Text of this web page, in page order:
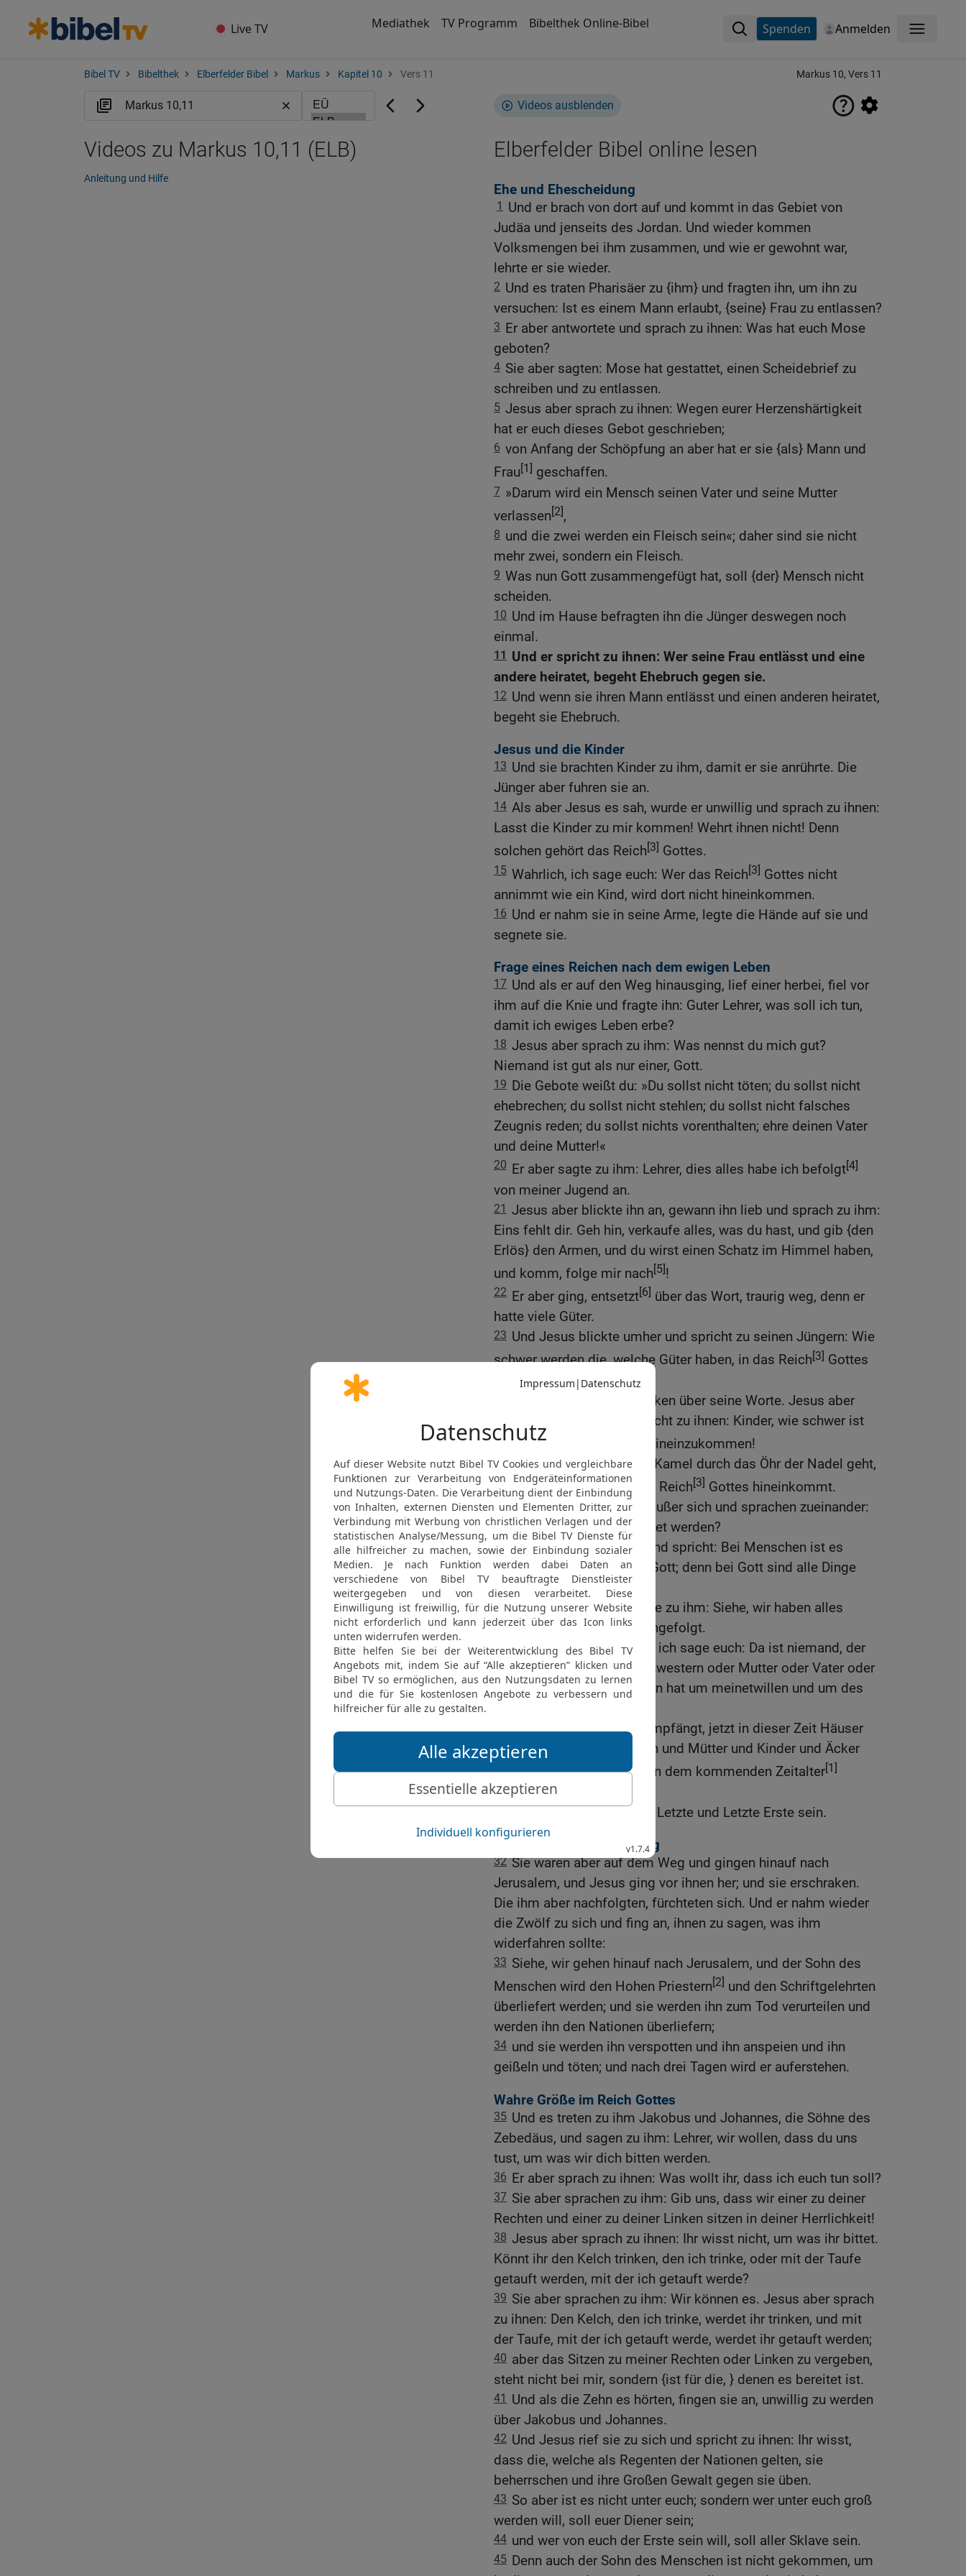
Live TV Mediathek TV Programm Bibelthek Online-Bibel Spenden Anmelden Menü
Bibel TV Bibelthek Elberfelder Bibel Markus Kapitel 10 Vers 11 Markus 10, Vers 11
Videos ausblenden
Elberfelder Bibel online lesen
Ehe und Ehescheidung
1
Und er brach von dort auf und kommt in das Gebiet von
Judäa und jenseits des Jordan. Und wieder kommen
Volksmengen bei ihm zusammen, und wie er gewohnt war,
lehrte er sie wieder.
2 Und es traten Pharisäer zu {ihm} und fragten ihn, um ihn zu
versuchen: Ist es einem Mann erlaubt, {seine} Frau zu entlassen?
3 Er aber antwortete und sprach zu ihnen: Was hat euch Mose
geboten?
4 Sie aber sagten: Mose hat gestattet, einen Scheidebrief zu
schreiben und zu entlassen.
5 Jesus aber sprach zu ihnen: Wegen eurer Herzenshärtigkeit
hat er euch dieses Gebot geschrieben;
6 von Anfang der Schöpfung an aber hat er sie {als} Mann und
Frau[1] geschaffen.
7 »Darum wird ein Mensch seinen Vater und seine Mutter
verlassen[2],
8 und die zwei werden ein Fleisch sein«; daher sind sie nicht
mehr zwei, sondern ein Fleisch.
9 Was nun Gott zusammengefügt hat, soll {der} Mensch nicht
scheiden.
10 Und im Hause befragten ihn die Jünger deswegen noch
einmal.
11 Und er spricht zu ihnen: Wer seine Frau entlässt und eine
andere heiratet, begeht Ehebruch gegen sie.
12 Und wenn sie ihren Mann entlässt und einen anderen heiratet,
begeht sie Ehebruch.
Jesus und die Kinder
13 Und sie brachten Kinder zu ihm, damit er sie anrührte. Die
Jünger aber fuhren sie an.
14 Als aber Jesus es sah, wurde er unwillig und sprach zu ihnen:
Lasst die Kinder zu mir kommen! Wehrt ihnen nicht! Denn
solchen gehört das Reich[3] Gottes.
15 Wahrlich, ich sage euch: Wer das Reich[3] Gottes nicht
annimmt wie ein Kind, wird dort nicht hineinkommen.
16 Und er nahm sie in seine Arme, legte die Hände auf sie und
segnete sie.
Frage eines Reichen nach dem ewigen Leben
17 Und als er auf den Weg hinausging, lief einer herbei, fiel vor
ihm auf die Knie und fragte ihn: Guter Lehrer, was soll ich tun,
damit ich ewiges Leben erbe?
18 Jesus aber sprach zu ihm: Was nennst du mich gut?
Niemand ist gut als nur einer, Gott.
19 Die Gebote weißt du: »Du sollst nicht töten; du sollst nicht
ehebrechen; du sollst nicht stehlen; du sollst nicht falsches
Zeugnis reden; du sollst nichts vorenthalten; ehre deinen Vater
und deine Mutter!«
20 Er aber sagte zu ihm: Lehrer, dies alles habe ich befolgt[4]
von meiner Jugend an.
21 Jesus aber blickte ihn an, gewann ihn lieb und sprach zu ihm:
Eins fehlt dir. Geh hin, verkaufe alles, was du hast, und gib {den
Erlös} den Armen, und du wirst einen Schatz im Himmel haben,
und komm, folge mir nach[5]!
22 Er aber ging, entsetzt[6] über das Wort, traurig weg, denn er
hatte viele Güter.
23 Und Jesus blickte umher und spricht zu seinen Jüngern: Wie
schwer werden die, welche Güter haben, in das Reich[3] Gottes
hineinkommen!
Die Jünger aber erschraken über seine Worte. Jesus aber
antwortete wieder und spricht zu ihnen: Kinder, wie schwer ist
es, in das Reich
Gottes hineinzukommen!
25 Es ist leichter, dass ein Kamel durch das Öhr der Nadel geht,
als dass ein Reicher in das Reich[3] Gottes hineinkommt.
26 Sie aber gerieten ganz außer sich und sprachen zueinander:
Und wer kann {dann} gerettet werden?
27 Jesus aber sah sie an und spricht: Bei Menschen ist es
unmöglich, aber nicht bei Gott; denn bei Gott sind alle Dinge
möglich. –
28 Petrus begann und sagte zu ihm: Siehe, wir haben alles
verlassen und sind dir nachgefolgt.
29 Jesus sprach: Wahrlich, ich sage euch: Da ist niemand, der
Haus oder Brüder oder Schwestern oder Mutter oder Vater oder
Kinder oder Äcker verlassen hat um meinetwillen und um des
der nicht hundertfach empfängt, jetzt in dieser Zeit Häuser
und Brüder und Schwestern und Mütter und Kinder und Äcker
unter Verfolgungen – und in dem kommenden Zeitalter[1]
ewiges Leben.
31
Aber viele Erste werden Letzte und Letzte Erste sein.
Dritte Leidensankündigung
32 Sie waren aber auf dem Weg und gingen hinauf nach
Jerusalem, und Jesus ging vor ihnen her; und sie erschraken.
Die ihm aber nachfolgten, fürchteten sich. Und er nahm wieder
die Zwölf zu sich und fing an, ihnen zu sagen, was ihm
widerfahren sollte:
33 Siehe, wir gehen hinauf nach Jerusalem, und der Sohn des
Menschen wird den Hohen Priestern[2] und den Schriftgelehrten
überliefert werden; und sie werden ihn zum Tod verurteilen und
werden ihn den Nationen überliefern;
34 und sie werden ihn verspotten und ihn anspeien und ihn
geißeln und töten; und nach drei Tagen wird er auferstehen.
Wahre Größe im Reich Gottes
35 Und es treten zu ihm Jakobus und Johannes, die Söhne des
Zebedäus, und sagen zu ihm: Lehrer, wir wollen, dass du uns
tust, um was wir dich bitten werden.
36 Er aber sprach zu ihnen: Was wollt ihr, dass ich euch tun soll?
37 Sie aber sprachen zu ihm: Gib uns, dass wir einer zu deiner
Rechten und einer zu deiner Linken sitzen in deiner Herrlichkeit!
38 Jesus aber sprach zu ihnen: Ihr wisst nicht, um was ihr bittet.
Könnt ihr den Kelch trinken, den ich trinke, oder mit der Taufe
getauft werden, mit der ich getauft werde?
39 Sie aber sprachen zu ihm: Wir können es. Jesus aber sprach
zu ihnen: Den Kelch, den ich trinke, werdet ihr trinken, und mit
der Taufe, mit der ich getauft werde, werdet ihr getauft werden;
40 aber das Sitzen zu meiner Rechten oder Linken zu vergeben,
steht nicht bei mir, sondern {ist für die, } denen es bereitet ist.
41 Und als die Zehn es hörten, fingen sie an, unwillig zu werden
über Jakobus und Johannes.
42 Und Jesus rief sie zu sich und spricht zu ihnen: Ihr wisst,
dass die, welche als Regenten der Nationen gelten, sie
beherrschen und ihre Großen Gewalt gegen sie üben.
43 So aber ist es nicht unter euch; sondern wer unter euch groß
werden will, soll euer Diener sein;
44 und wer von euch der Erste sein will, soll aller Sklave sein.
45 Denn auch der Sohn des Menschen ist nicht gekommen, um
Videos zu Markus 10,11 (ELB)
Anleitung und Hilfe